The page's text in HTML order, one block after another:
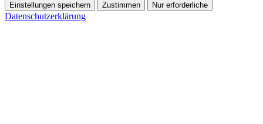
Einstellungen speichern Zustimmen Nur erforderliche
Datenschutzerklärung